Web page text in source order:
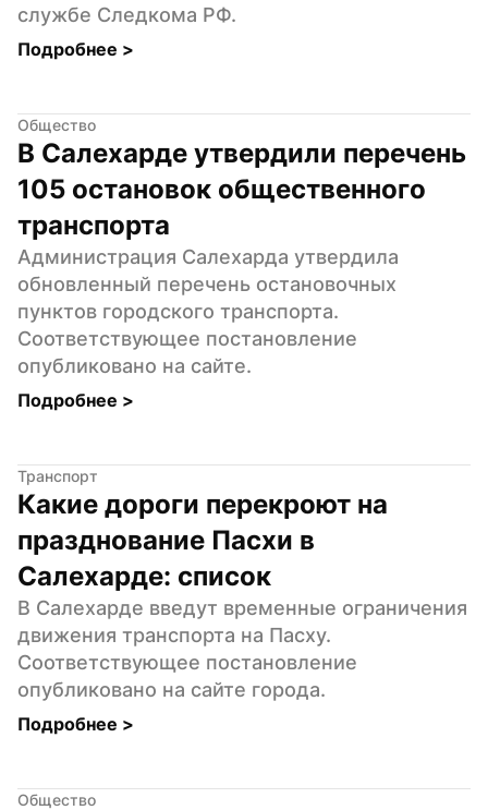
службе Следкома РФ.
Подробнее >
Общество
В Салехарде утвердили перечень
105 остановок общественного
транспорта
Администрация Салехарда утвердила
обновленный перечень остановочных
пунктов городского транспорта.
Соответствующее постановление
опубликовано на сайте.
Подробнее >
Транспорт
Какие дороги перекроют на
празднование Пасхи в
Салехарде: список
В Салехарде введут временные ограничения
движения транспорта на Пасху.
Соответствующее постановление
опубликовано на сайте города.
Подробнее >
Общество